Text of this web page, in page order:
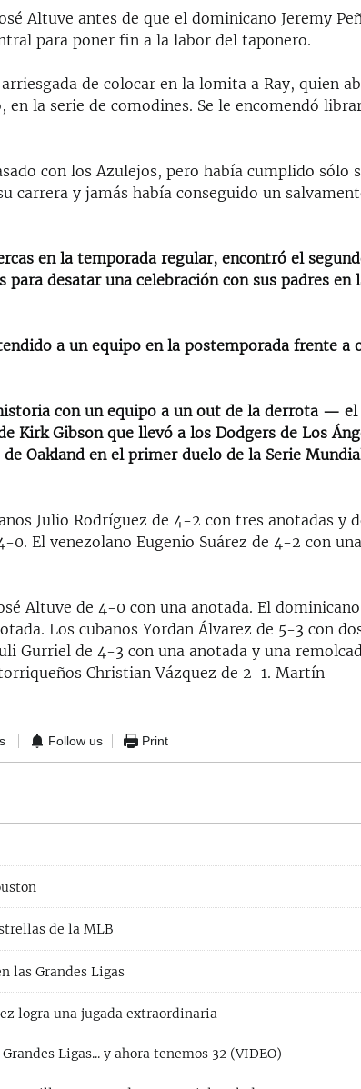
Altuve antes de que el dominicano Jeremy
para poner fin a la labor del taponero.
de colocar en la lomita a Ray, quien
en la serie de comodines. Se le encomendó
con los Azulejos, pero había cumplido sólo
carrera y jamás había conseguido un
en la temporada regular, encontró el
desatar una celebración con sus padres en
a un equipo en la postemporada frente a
con un equipo a un out de la derrota — el
Kirk Gibson que llevó a los Dodgers de Los
Oakland en el primer duelo de la Serie
Julio Rodríguez de 4-2 con tres anotadas y
0. El venezolano Eugenio Suárez de 4-2 con una
Altuve de 4-0 con una anotada. El dominicano
Los cubanos Yordan Álvarez de 5-3 con
Gurriel de 4-3 con una anotada y una
Christian Vázquez de 2-1. Martín
Follow us Print
de la MLB
las Grandes Ligas
logra una jugada extraordinaria
Ligas... y ahora tenemos 32 (VIDEO)